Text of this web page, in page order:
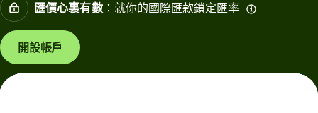
匯價心裏有數：就你的國際匯款鎖定匯率
開設帳戶